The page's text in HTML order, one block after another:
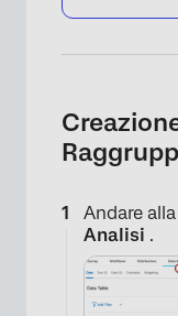
Andare
Analisi .